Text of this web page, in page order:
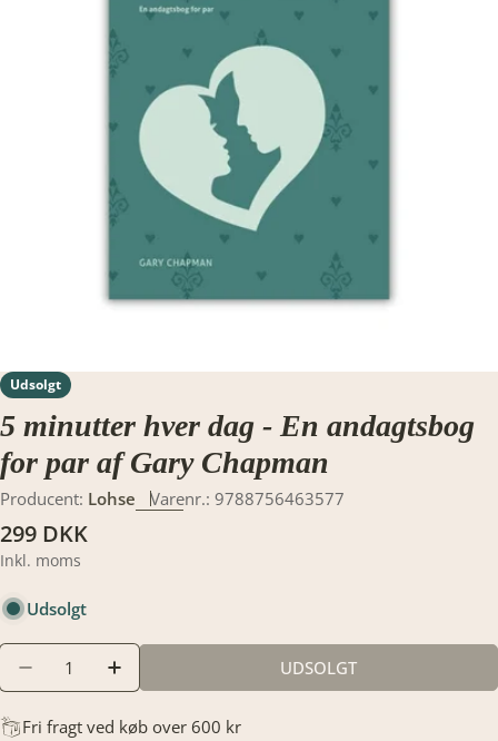
missing: da.products.product.media.open_media
Udsolgt
5 minutter hver dag - En andagtsbog
for par af Gary Chapman
Producent: Lohse Varenr.: 9788756463577
Translation
missing:
299 DKK
Inkl. moms
Udsolgt
Translation
missing:TRANSLATION MISSING:
TRANSLATION MISSING:
UDSOLGT
Fri fragt ved køb over 600 kr